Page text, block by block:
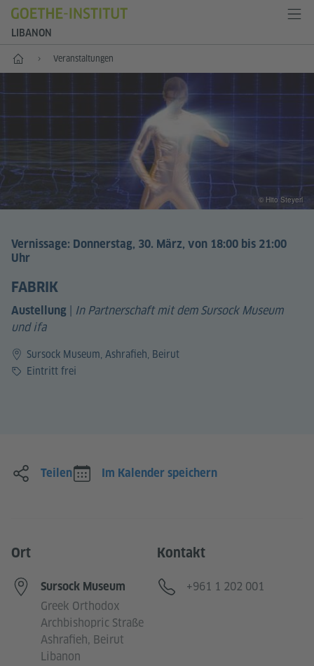
LIBANON
Start Veranstaltungen
Vernissage: Donnerstag, 30. März, von 18:00 bis 21:00
Uhr
FABRIK
Austellung | In Partnerschaft mit dem Sursock Museum
und ifa
Sursock Museum, Ashrafieh, Beirut
PreisEintritt frei
© Hito Steyerl
Teilen Im Kalender speichern
Ort
Sursock Museum
Greek Orthodox
Archbishopric Straße
Ashrafieh, Beirut
Libanon
Kontakt
Telefon
+961 1 202 001